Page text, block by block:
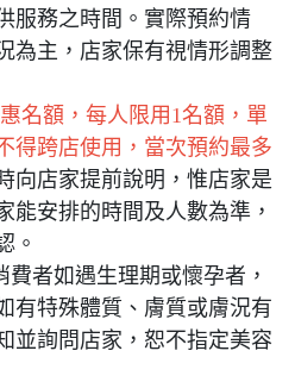
服務之時間。實際預約情
為主，店家保有視情形調整
名額，每人限用1名額，單
得跨店使用，當次預約最多
向店家提前說明，惟店家是
能安排的時間及人數為準，
。
費者如遇生理期或懷孕者，
有特殊體質、膚質或膚況有
並詢問店家，恕不指定美容